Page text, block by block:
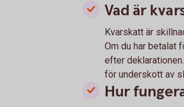
Vad är
Kvarskatt är
Om du har betalat
efter
för underskott av
Hur